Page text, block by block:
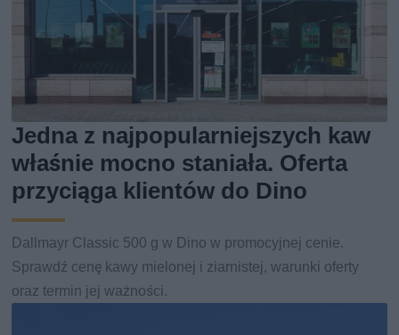
Jedna z najpopularniejszych kaw
właśnie mocno staniała. Oferta
przyciąga klientów do Dino
Dallmayr Classic 500 g w Dino w promocyjnej cenie.
Sprawdź cenę kawy mielonej i ziarnistej, warunki oferty
oraz termin jej ważności.